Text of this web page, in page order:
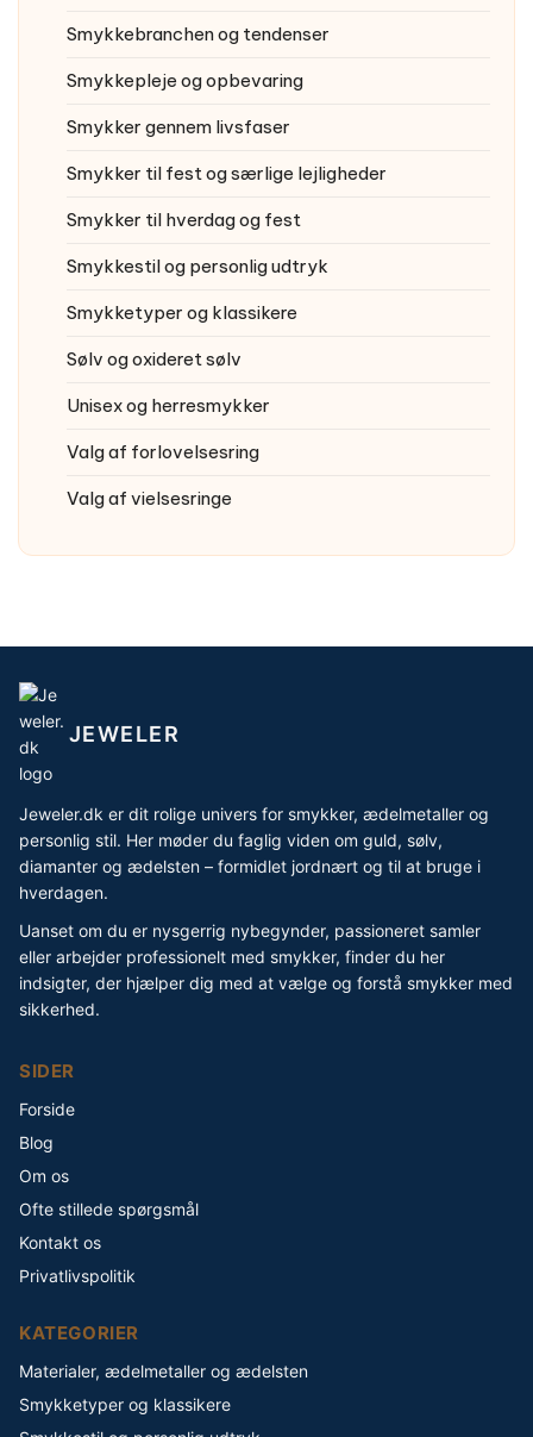
Smykkebranchen og tendenser
Smykkepleje og opbevaring
Smykker gennem livsfaser
Smykker til fest og særlige lejligheder
Smykker til hverdag og fest
Smykkestil og personlig udtryk
Smykketyper og klassikere
Sølv og oxideret sølv
Unisex og herresmykker
Valg af forlovelsesring
Valg af vielsesringe
JEWELER
Jeweler.dk er dit rolige univers for smykker, ædelmetaller og
personlig stil. Her møder du faglig viden om guld, sølv,
diamanter og ædelsten – formidlet jordnært og til at bruge i
hverdagen.
Uanset om du er nysgerrig nybegynder, passioneret samler
eller arbejder professionelt med smykker, finder du her
indsigter, der hjælper dig med at vælge og forstå smykker med
sikkerhed.
SIDER
Forside
Blog
Om os
Ofte stillede spørgsmål
Kontakt os
Privatlivspolitik
KATEGORIER
Materialer, ædelmetaller og ædelsten
Smykketyper og klassikere